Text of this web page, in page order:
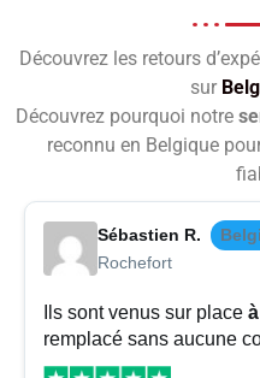
Découvrez les retours
sur
Découvrez pourquoi notre
reconnu en Belgique
Sébastien R.
Rochefort
Ils sont venus sur place
remplacé sans aucune